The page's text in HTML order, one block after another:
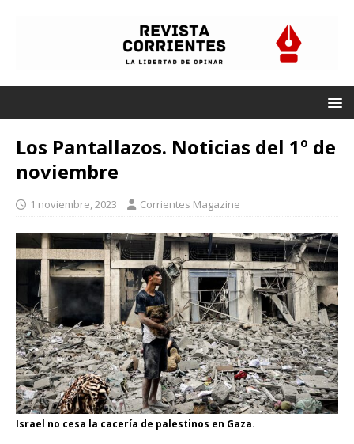
Los Pantallazos. Noticias del 1º de
noviembre
1 noviembre, 2023 Corrientes Magazine
Israel no cesa la cacería de palestinos en Gaza.